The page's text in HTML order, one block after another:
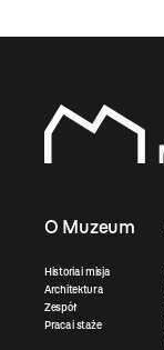
O Muzeum
Historia i misja
Architektura
Zespół
Praca i staże